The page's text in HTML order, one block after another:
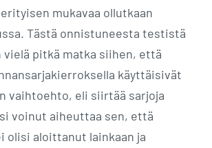
mukavaa ollutkaan
Tästä onnistuneesta testistä
pitkä matka siihen, että
käyttäisivät
vaihtoehto, eli siirtää sarjoja
voinut aiheuttaa sen, että
olisi aloittanut lainkaan ja